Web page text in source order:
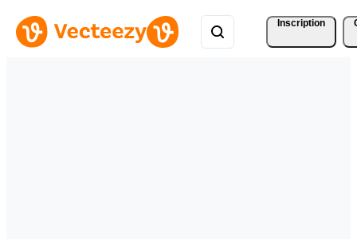
Inscription